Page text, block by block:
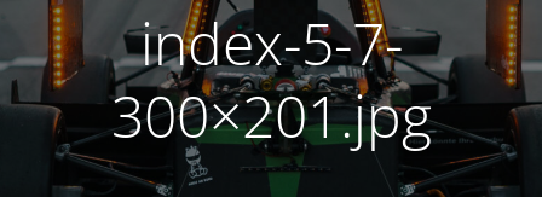
index-5-7-
300×201.jpg